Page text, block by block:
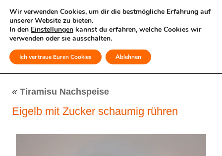
MENÜ
« Tiramisu Nachspeise
Eigelb mit Zucker schaumig rühren
Wir verwenden Cookies, um dir die bestmögliche Erfahrung auf
unserer Website zu bieten.
In den Einstellungen kannst du erfahren, welche Cookies wir
verwenden oder sie ausschalten.
Ich vertraue Euren Cookies Ablehnen